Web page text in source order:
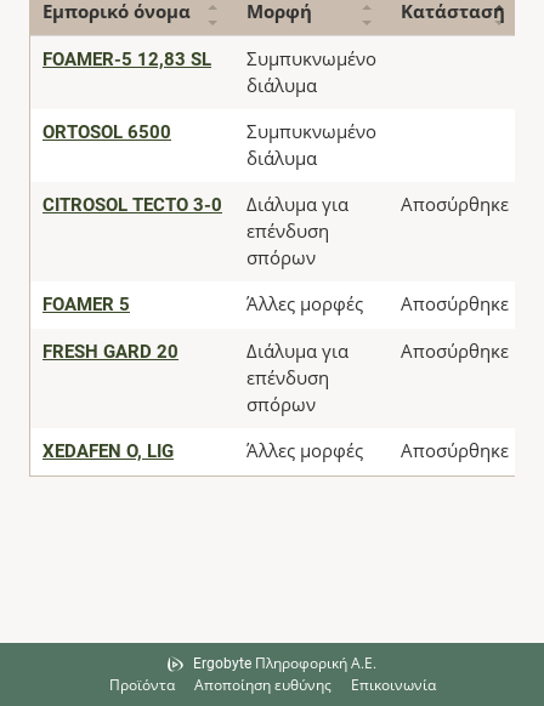
Εμπορικό όνομα Μορφή Κατάσταση
FOAMER-5 12,83 SL
Συμπυκνωμένο
διάλυμα
ORTOSOL 6500
Συμπυκνωμένο
διάλυμα
CITROSOL TECTO 3-0
Διάλυμα για
επένδυση
σπόρων
Αποσύρθηκε
FOAMER 5 Άλλες μορφές Αποσύρθηκε
FRESH GARD 20
Διάλυμα για
επένδυση
σπόρων
Αποσύρθηκε
XEDAFEN O, LIG Άλλες μορφές Αποσύρθηκε
Ergobyte Πληροφορική Α.Ε.
Προϊόντα
Αποποίηση ευθύνης Επικοινωνία